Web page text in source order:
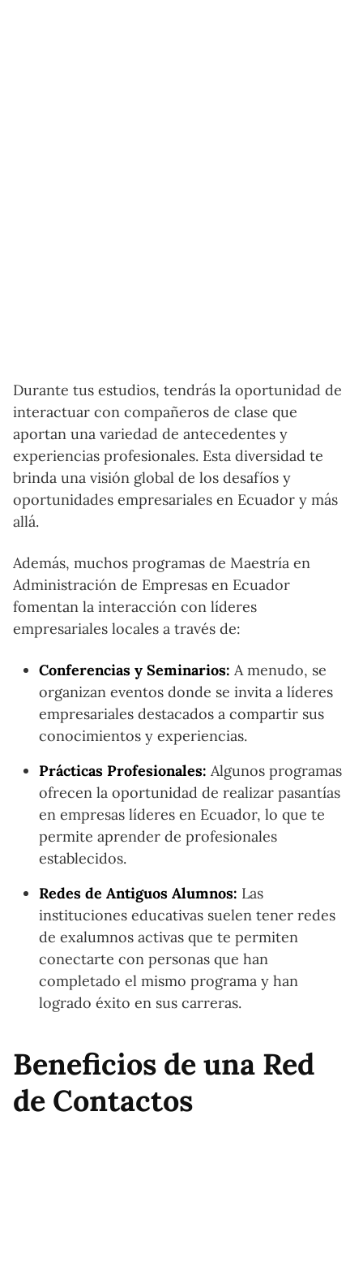
Durante tus estudios, tendrás la oportunidad de
interactuar con compañeros de clase que
aportan una variedad de antecedentes y
experiencias profesionales. Esta diversidad te
brinda una visión global de los desafíos y
oportunidades empresariales en Ecuador y más
allá.
Además, muchos programas de Maestría en
Administración de Empresas en Ecuador
fomentan la interacción con líderes
empresariales locales a través de:
Conferencias y Seminarios: A menudo, se
organizan eventos donde se invita a líderes
empresariales destacados a compartir sus
conocimientos y experiencias.
Prácticas Profesionales: Algunos programas
ofrecen la oportunidad de realizar pasantías
en empresas líderes en Ecuador, lo que te
permite aprender de profesionales
establecidos.
Redes de Antiguos Alumnos: Las
instituciones educativas suelen tener redes
de exalumnos activas que te permiten
conectarte con personas que han
completado el mismo programa y han
logrado éxito en sus carreras.
Beneficios de una Red
de Contactos